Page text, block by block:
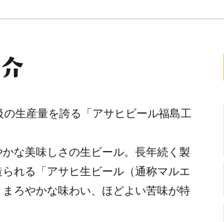
生産量を誇る「アサヒビール福島工
な美味しさの生ビール。長年続く製
れる「アサヒ生ビール（通称マルエ
ろやかな味わい、ほどよい苦味が特